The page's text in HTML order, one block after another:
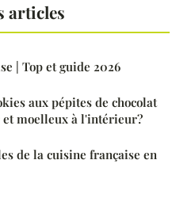
articles
| Top et guide 2026
aux pépites de chocolat
moelleux à l'intérieur?
de la cuisine française en